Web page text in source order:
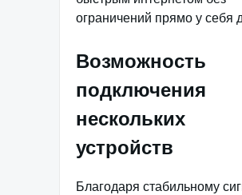
ограничений прямо у себя
Возможность
подключения
нескольких
устройств
Благодаря стабильному